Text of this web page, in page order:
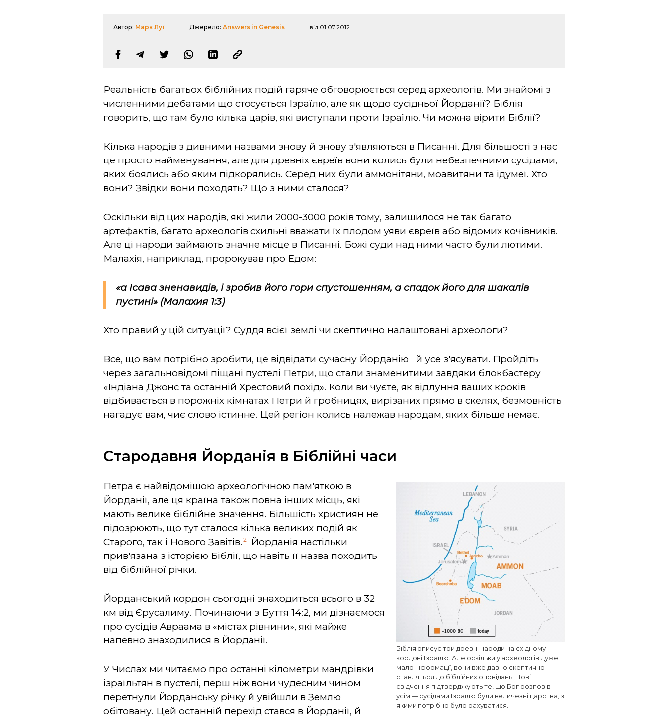
Автор: Марк Луї Джерело:Answers in Genesis від 01.07.2012
Реальність багатьох біблійних подій гаряче обговорюється серед археологів. Ми знайомі з
численними дебатами що стосується Ізраїлю, але як щодо сусідньої Йорданії? Біблія
говорить, що там було кілька царів, які виступали проти Ізраїлю. Чи можна вірити Біблії?
Кілька народів з дивними назвами знову й знову з'являються в Писанні. Для більшості з нас
це просто найменування, але для древніх євреїв вони колись були небезпечними сусідами,
яких боялись або яким підкорялись. Серед них були аммонітяни, моавитяни та ідумеї. Хто
вони? Звідки вони походять? Що з ними сталося?
Оскільки від цих народів, які жили 2000-3000 років тому, залишилося не так багато
артефактів, багато археологів схильні вважати їх плодом уяви євреїв або відомих кочівників.
Але ці народи займають значне місце в Писанні. Божі суди над ними часто були лютими.
Малахія, наприклад, пророкував про Едом:
«а Ісава зненавидів, і зробив його гори спустошенням, а спадок його для шакалів
пустині» (Малахия 1:3)
Хто правий у цій ситуації? Суддя всієї землі чи скептично налаштовані археологи?
Все, що вам потрібно зробити, це відвідати сучасну Йорданію 1
й усе з'ясувати. Пройдіть
через загальновідомі піщані пустелі Петри, що стали знаменитими завдяки блокбастеру
«Індіана Джонс та останній Хрестовий похід». Коли ви чуєте, як відлуння ваших кроків
відбивається в порожніх кімнатах Петри й гробницях, вирізаних прямо в скелях, безмовність
нагадує вам, чиє слово істинне. Цей регіон колись належав народам, яких більше немає.
Стародавня Йорданія в Біблійні часи
Біблія описує три древні народи на східному
кордоні Ізраїлю. Але оскільки у археологів дуже
мало інформації, вони вже давно скептично
ставляться до біблійних оповідань. Нові
свідчення підтверджують те, що Бог розповів
усім — сусідами Ізраїлю були величезні царства, з
якими потрібно було рахуватися.
Петра є найвідомішою археологічною пам'яткою в
Йорданії, але ця країна також повна інших місць, які
мають велике біблійне значення. Більшість християн не
підозрюють, що тут сталося кілька великих подій як
Старого, так і Нового Завітів. 2
Йорданія настільки
прив'язана з історією Біблії, що навіть її назва походить
від біблійної річки.
Йорданський кордон сьогодні знаходиться всього в 32
км від Єрусалиму. Починаючи з Буття 14:2, ми дізнаємося
про сусідів Авраама в «містах рівнини», які майже
напевно знаходилися в Йорданії.
У Числах ми читаємо про останні кілометри мандрівки
ізраїльтян в пустелі, перш ніж вони чудесним чином
перетнули Йорданську річку й увійшли в Землю
обітовану. Цей останній перехід стався в Йорданії, й